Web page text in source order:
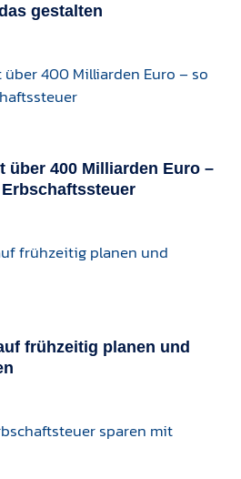
gestalten
über 400 Milliarden Euro –
frühzeitig planen und